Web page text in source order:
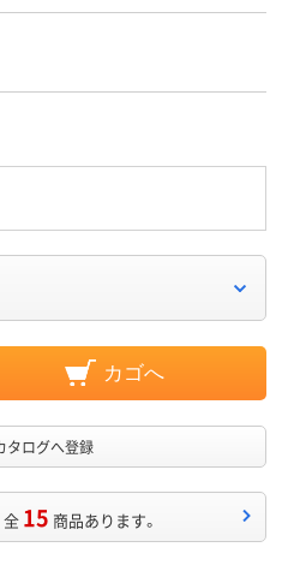
カゴへ
タログへ登録
全 15 商品あります。